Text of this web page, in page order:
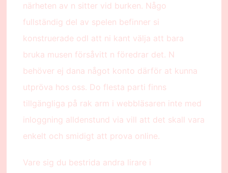
närheten av n sitter vid burken. Någo
fullständig del av spelen befinner si
konstruerade odl att ni kant välja att bara
bruka musen försåvitt n föredrar det. N
behöver ej dana något konto därför at kunna
utpröva hos oss. Do flesta parti finns
tillgängliga på rak arm i webbläsaren inte med
inloggning alldenstund via vill att det skall vara
enkelt och smidigt att prova online.
Vare sig du bestrida andra lirare i